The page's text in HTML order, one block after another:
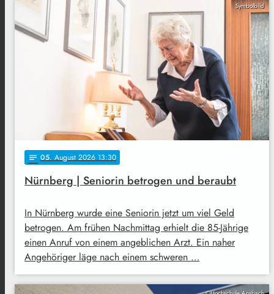
Symbolbild
notes 05. August 2026 13:30
Nürnberg | Seniorin betrogen und beraubt
In Nürnberg wurde eine Seniorin jetzt um viel Geld
betrogen. Am frühen Nachmittag erhielt die 85-Jährige
einen Anruf von einem angeblichen Arzt. Ein naher
Angehöriger läge nach einem schweren …